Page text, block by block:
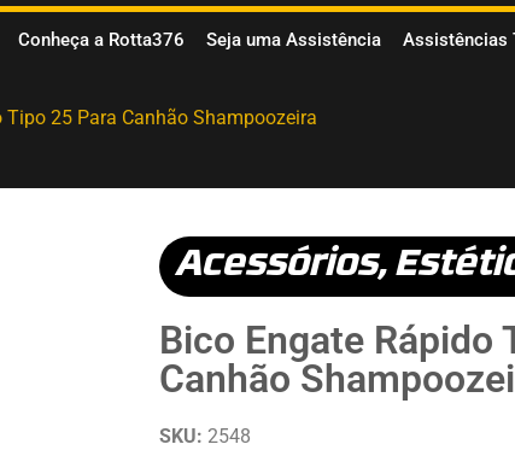
Conheça a Rotta376 Seja uma Assistência Assistências
25 Para Canhão Shampoozeira
Acessórios,
Bico Engate Rápido
Canhão
SKU: 2548